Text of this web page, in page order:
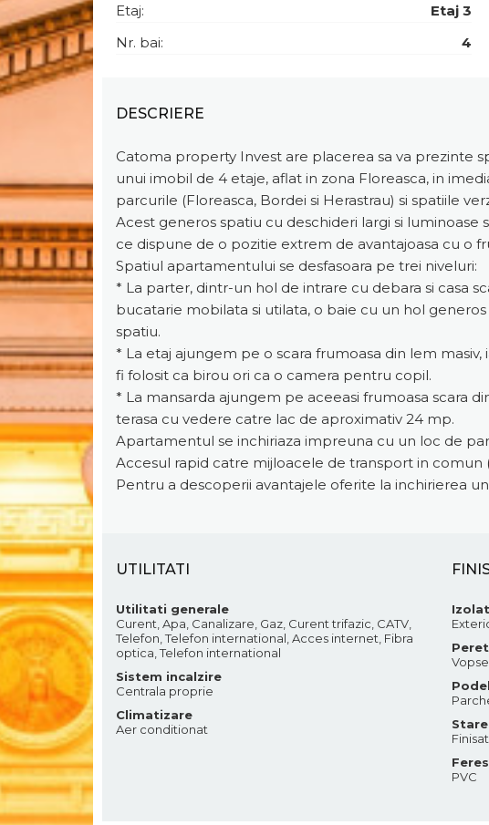
Etaj:
Etaj 3
Nr. bai:
4
DESCRIERE
Catoma property Invest are placerea sa va prezinte
unui imobil de 4 etaje, aflat in zona Floreasca, in
parcurile (Floreasca, Bordei si Herastrau) si spatiile
Acest generos spatiu cu deschideri largi si
ce dispune de o pozitie extrem de avantajoasa cu o
Spatiul apartamentului se desfasoara pe trei niveluri:
* La parter, dintr-un hol de intrare cu debara si casa
bucatarie mobilata si utilata, o baie cu un hol
spatiu.
* La etaj ajungem pe o scara frumoasa din lem
fi folosit ca birou ori ca o camera pentru copil.
* La mansarda ajungem pe aceeasi frumoasa scara
terasa cu vedere catre lac de aproximativ 24 mp.
Apartamentul se inchiriaza impreuna cu un loc de
Accesul rapid catre mijloacele de transport in
Pentru a descoperii avantajele oferite la inchirierea
UTILITATI
Utilitati generale
Curent, Apa, Canalizare, Gaz, Curent trifazic, CATV,
Telefon, Telefon international, Acces internet, Fibra
optica, Telefon international
Sistem incalzire
Centrala proprie
Climatizare
Aer conditionat
Stare
Finisat
PVC